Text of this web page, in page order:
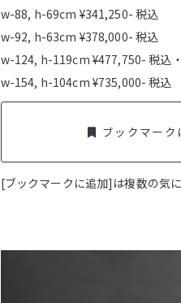
w-88, h-69cm ¥341,250- 税込
w-92, h-63cm ¥378,000- 税込
w-124, h-119cm ¥477,750- 税込
w-154, h-104cm ¥735,000- 税込
ブックマーク
[ブックマークに追加]は複数の気